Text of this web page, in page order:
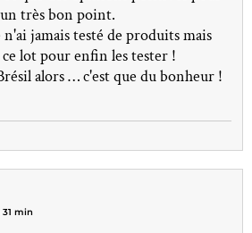
très bon point.
jamais testé de produits mais
lot pour enfin les tester !
alors … c'est que du bonheur !
31 min